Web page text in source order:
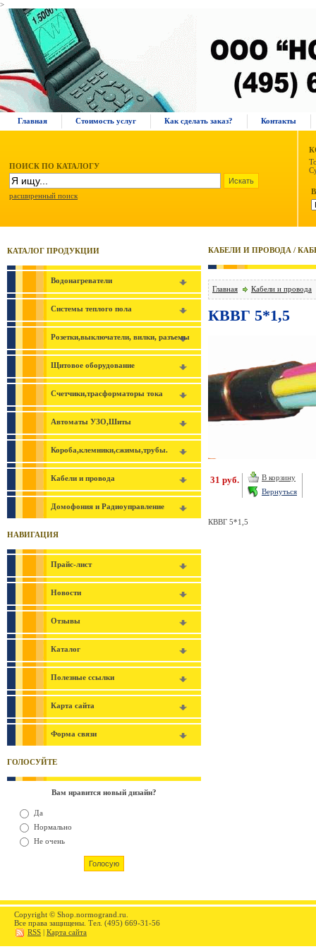
>
Главная Стоимость услуг Как сделать заказ? Контакты
ПОИСК ПО КАТАЛОГУ
расширенный поиск
КАТАЛОГ ПРОДУКЦИИ
Водонагреватели
Системы теплого пола
Розетки,выключатели, вилки, разъемы
Щитовое оборудование
Счетчики,трасформаторы тока
Автоматы УЗО,Шиты
Короба,клемники,сжимы,трубы.
Кабели и провода
Домофония и Радиоуправление
НАВИГАЦИЯ
Прайс-лист
Новости
Отзывы
Каталог
Полезные ссылки
Карта сайта
Форма связи
ГОЛОСУЙТЕ
Вам нравится новый дизайн?
Да
Нормально
Не очень
КАБЕЛИ И ПРОВОДА /
Главная Кабели и провода
КВВГ 5*1,5
31 руб.
В корзину
Вернуться
КВВГ 5*1,5
Copyright © Shop.normogrand.ru.
Все права защищены. Тел. (495) 669-31-56
RSS | Карта сайта